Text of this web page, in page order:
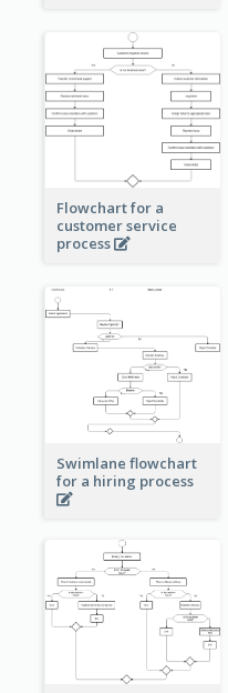
Flowchart for a
customer service
process
Swimlane flowchart
for a hiring process